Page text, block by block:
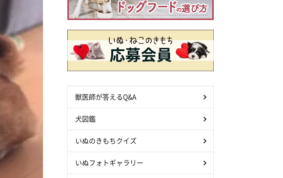
獣医師が答えるQ&A
犬図鑑
いぬのきもちクイズ
いぬフォトギャラリー